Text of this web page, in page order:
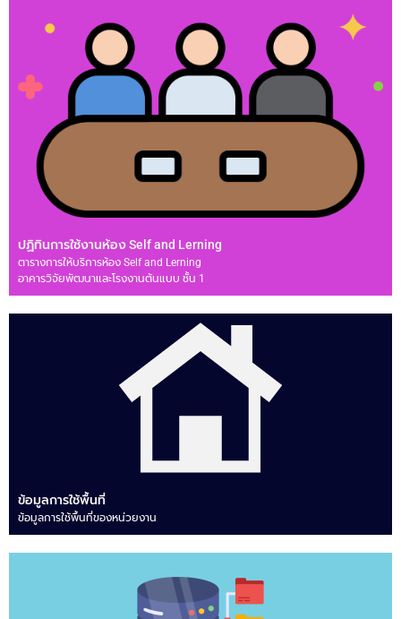
ปฏิทินการใช้งานห้อง Self and Lerning
ตารางการให้บริการห้อง Self and Lerning
อาคารวิจัยพัฒนาและโรงงานต้นแบบ ชั้น 1
ข้อมูลการใช้พื้นที่
ข้อมูลการใช้พื้นที่ของหน่วยงาน